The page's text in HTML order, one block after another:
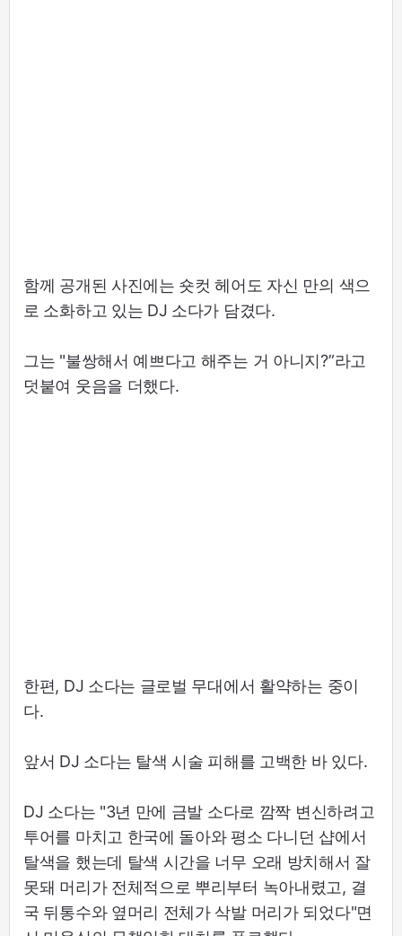
함께 공개된 사진에는 숏컷 헤어도 자신 만의 색으
로 소화하고 있는 DJ 소다가 담겼다.
그는 "불쌍해서 예쁘다고 해주는 거 아니지?”라고
덧붙여 웃음을 더했다.
한편, DJ 소다는 글로벌 무대에서 활약하는 중이
다.
앞서 DJ 소다는 탈색 시술 피해를 고백한 바 있다.
DJ 소다는 "3년 만에 금발 소다로 깜짝 변신하려고
투어를 마치고 한국에 돌아와 평소 다니던 샵에서
탈색을 했는데 탈색 시간을 너무 오래 방치해서 잘
못돼 머리가 전체적으로 뿌리부터 녹아내렸고, 결
국 뒤통수와 옆머리 전체가 삭발 머리가 되었다"면